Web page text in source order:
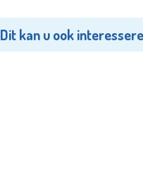
Dit kan u ook